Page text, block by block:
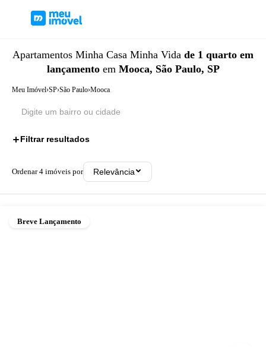
Apartamentos Minha Casa Minha Vida de 1 quarto em
lançamento em Mooca, São Paulo, SP
Meu Imóvel›SP›São Paulo›Mooca
Filtrar resultados
Ordenar4 imóveis por Relevância
Breve Lançamento